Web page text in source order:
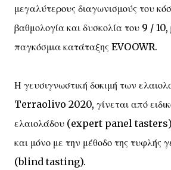
μεγαλύτερους διαγωνισμούς του
βαθμολογία και δυσκολία του 9 / 10,
παγκόσμια κατάταξης EVOOWR.
Η γευσιγνωστική δοκιμή των
Terraolivo 2020, γίνεται από
ελαιολάδου (expert panel tasters)
και μόνο με την μέθοδο της τυφλής
(blind tasting).